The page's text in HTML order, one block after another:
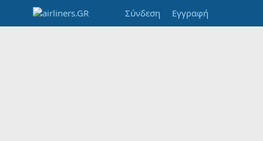
Σύνδεση Εγγραφή